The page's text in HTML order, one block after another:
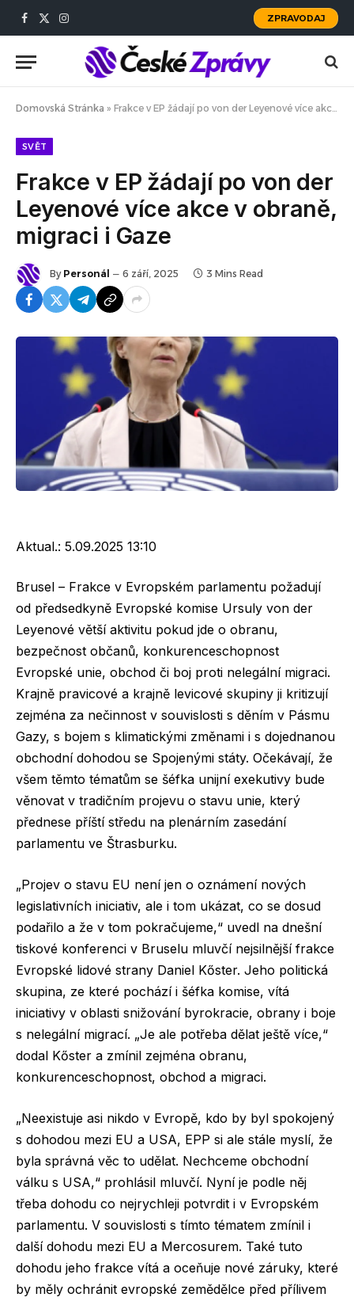
Facebook
X
Instagram
ZPRAVODAJ
Domovská Stránka » Frakce v EP žádají po von der Leyenové více akce v obraně, migraci i Gaze
SVĚT
Frakce v EP žádají po von der
Leyenové více akce v obraně,
migraci i Gaze
By Personál 6 září, 2025 3 Mins Read
Aktual.: 5.09.2025 13:10
Brusel – Frakce v Evropském parlamentu požadují
od předsedkyně Evropské komise Ursuly von der
Leyenové větší aktivitu pokud jde o obranu,
bezpečnost občanů, konkurenceschopnost
Evropské unie, obchod či boj proti nelegální migraci.
Krajně pravicové a krajně levicové skupiny ji kritizují
zejména za nečinnost v souvislosti s děním v Pásmu
Gazy, s bojem s klimatickými změnami i s dojednanou
obchodní dohodou se Spojenými státy. Očekávají, že
všem těmto tématům se šéfka unijní exekutivy bude
věnovat v tradičním projevu o stavu unie, který
přednese příští středu na plenárním zasedání
parlamentu ve Štrasburku.
„Projev o stavu EU není jen o oznámení nových
legislativních iniciativ, ale i tom ukázat, co se dosud
podařilo a že v tom pokračujeme,“ uvedl na dnešní
tiskové konferenci v Bruselu mluvčí nejsilnější frakce
Evropské lidové strany Daniel Kőster. Jeho politická
skupina, ze které pochází i šéfka komise, vítá
iniciativy v oblasti snižování byrokracie, obrany i boje
s nelegální migrací. „Je ale potřeba dělat ještě více,“
dodal Kőster a zmínil zejména obranu,
konkurenceschopnost, obchod a migraci.
„Neexistuje asi nikdo v Evropě, kdo by byl spokojený
s dohodou mezi EU a USA, EPP si ale stále myslí, že
byla správná věc to udělat. Nechceme obchodní
válku s USA,“ prohlásil mluvčí. Nyní je podle něj
třeba dohodu co nejrychleji potvrdit i v Evropském
parlamentu. V souvislosti s tímto tématem zmínil i
další dohodu mezi EU a Mercosurem. Také tuto
dohodu jeho frakce vítá a oceňuje nové záruky, které
by měly ochránit evropské zemědělce před přílivem